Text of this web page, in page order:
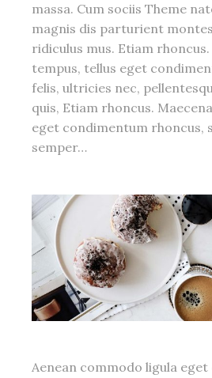
massa. Cum sociis Theme
magnis dis parturient
ridiculus mus. Etiam rhoncus.
tempus, tellus eget
felis, ultricies nec,
quis, Etiam rhoncus.
eget condimentum rhoncus,
semper…
Aenean commodo ligula eget